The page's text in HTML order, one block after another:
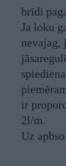
brīdi
Ja loku
nevajag,
ir
2l/m.
Uz